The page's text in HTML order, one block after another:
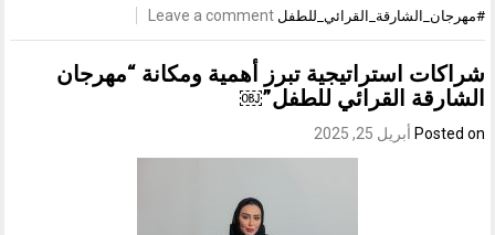
#مهرجان_الشارقة_القرائي_للطفل Leave a comment
شراكات استراتيجية تبرز أهمية ومكانة “مهرجان
الشارقة القرائي للطفل”￼
Posted on أبريل 25, 2025